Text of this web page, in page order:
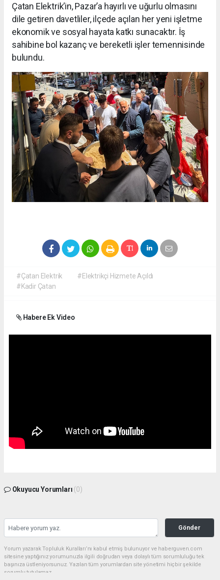
Çatan Elektrik’in, Pazar’a hayırlı ve uğurlu olmasını
dile getiren davetliler, ilçede açılan her yeni işletme
ekonomik ve sosyal hayata katkı sunacaktır. İş
sahibine bol kazanç ve bereketli işler temennisinde
bulundu.
#Çatan Elektrik
#Elektrikçi Hizmete Açıldı
#Kadir Çatan
Habere Ek Video
Okuyucu Yorumları (0)
Gönder
Yorum yazarak Topluluk Kuralları’nı kabul etmiş bulunuyor ve haberguven.com
sitesine yaptığınız yorumunuzla ilgili doğrudan veya dolaylı tüm sorumluluğu tek
başınıza üstleniyorsunuz. Yazılan tüm yorumlardan site yönetimi hiçbir şekilde
sorumlu tutulamaz.